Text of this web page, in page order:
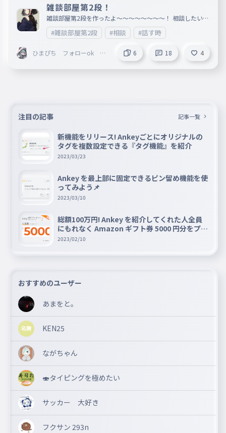
雑談部屋第2段！
雑談部屋第2段を作ったよ〜〜〜〜〜〜〜〜！ 相談したい時
や話したいときは、雑談部屋第2段に来てね〜〜！ フォロー
・コメント・いいねもよろしく！
#雑談部屋第2段 #相談 #話す時
ひまぴち フォローok @
6 18 4
注目の記事 記事一覧
新機能をリリース! Ankeyごとにオリジナルの
タグを複数設定できる『タグ機能』を紹介
2023/03/23
Ankey を最上部に固定できるピン留め機能を使
ってみよう📌
2023/03/10
総額100万円! Ankey を紹介してくれた人全員
にもれなく Amazon ギフト券 5000 円分をプレ
ゼントキャンペーン!!
2023/02/10
おすすめのユーザー
あまをと。
KEN25
ながちゃん
🍣タイピングを極めたい
サッカー 大好き
フクサン 293n